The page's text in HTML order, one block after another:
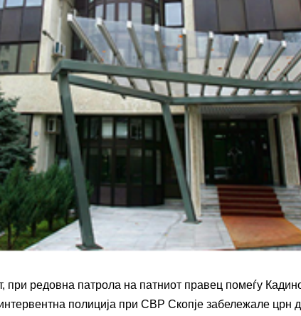
при редовна патрола на патниот правец помеѓу
полиција при СВР Скопје забележале црн